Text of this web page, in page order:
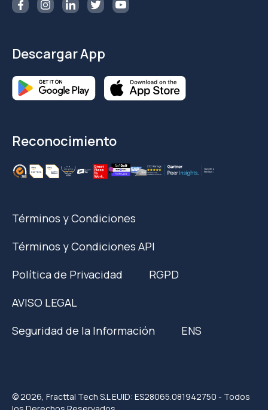
Descargar App
Reconocimiento
Términos y Condiciones
Términos y Condiciones API
Política de Privacidad
RGPD
AVISO LEGAL
Seguridad de la Información
ENS
© 2026, Fracttal Tech S.L EUID: ES28065.081942750 - Todos